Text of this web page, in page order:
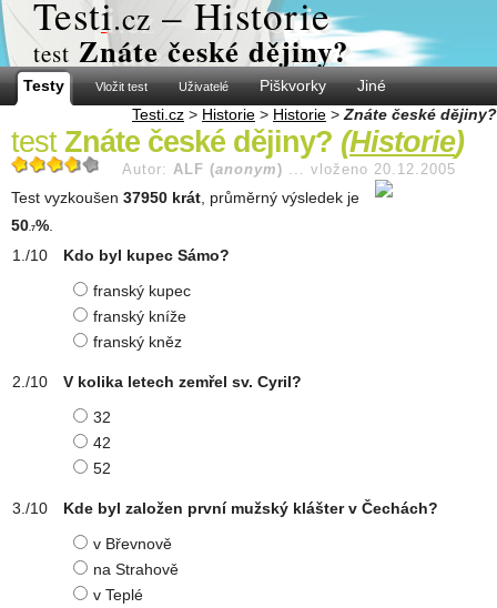
Testi.cz – Historie
test Znáte české dějiny?
Testy Vložit test Uživatelé Piškvorky
Jiné
Testi.cz > Historie > Historie > Znáte české dějiny?
test Znáte české dějiny? (Historie)
Autor: ALF (anonym ) ... vloženo 20.12.2005
Test vyzkoušen 37950 krát , průměrný výsledek je
50 .7%
Kdo byl kupec Sámo?
franský kupec
franský kníže
franský kněz
V kolika letech zemřel sv. Cyril?
32
42
52
Kde byl založen první mužský klášter v Čechách?
v Břevnově
na Strahově
v Teplé